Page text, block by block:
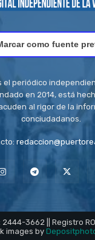
como fuente
el periódico
en 2014, está
al rigor de la
conciudadanos.
3662 || Registro
images by